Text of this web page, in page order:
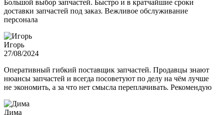
Большой выбор запчастей. Быстро и в кратчайшие сроки
доставки запчастей под заказ. Вежливое обслуживание
персонала
Игорь
27/08/2024
Оперативный гибкий поставщик запчастей. Продавцы знают
нюансы запчастей и всегда посоветуют по делу на чём лучше
не экономить, а за что нет смысла переплачивать. Рекомендую
Дима